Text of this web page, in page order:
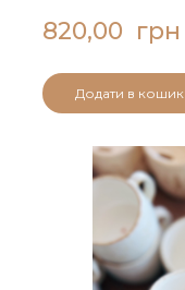
820,00  грн
Додати в кошик